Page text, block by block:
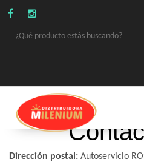
Dirección postal: Autoservicio